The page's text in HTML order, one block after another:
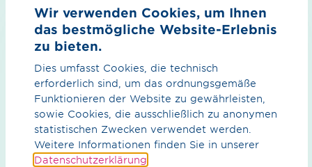
Vorschau Download
1 … 21 22 23
Was können wir für Sie tun?
Wir verwenden Cookies, um Ihnen
das bestmögliche Website-Erlebnis
zu bieten.
Dies umfasst Cookies, die technisch
erforderlich sind, um das ordnungsgemäße
Funktionieren der Website zu gewährleisten,
sowie Cookies, die ausschließlich zu anonymen
statistischen Zwecken verwendet werden.
Weitere Informationen finden Sie in unserer
Datenschutzerklärung